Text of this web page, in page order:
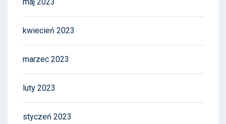
maj 2023
kwiecień 2023
marzec 2023
luty 2023
styczeń 2023